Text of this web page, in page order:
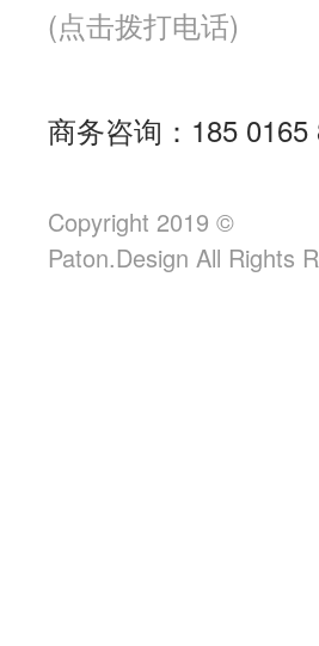
(点击拨打电话)
商务咨询：185 0165
Copyright 2019 ©
Paton.Design All Rights